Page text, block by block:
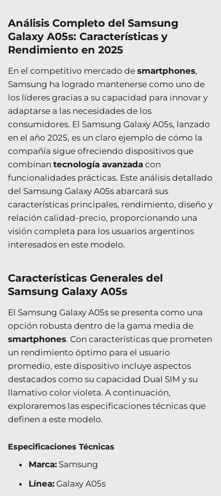
Análisis Completo del Samsung
Galaxy A05s: Características y
Rendimiento en 2025
En el competitivo mercado de smartphones,
Samsung ha logrado mantenerse como uno de
los líderes gracias a su capacidad para innovar y
adaptarse a las necesidades de los
consumidores. El Samsung Galaxy A05s, lanzado
en el año 2025, es un claro ejemplo de cómo la
compañía sigue ofreciendo dispositivos que
combinan tecnología avanzada con
funcionalidades prácticas. Este análisis detallado
del Samsung Galaxy A05s abarcará sus
características principales, rendimiento, diseño y
relación calidad-precio, proporcionando una
visión completa para los usuarios argentinos
interesados en este modelo.
Características Generales del
Samsung Galaxy A05s
El Samsung Galaxy A05s se presenta como una
opción robusta dentro de la gama media de
smartphones. Con características que prometen
un rendimiento óptimo para el usuario
promedio, este dispositivo incluye aspectos
destacados como su capacidad Dual SIM y su
llamativo color violeta. A continuación,
exploraremos las especificaciones técnicas que
definen a este modelo.
Especificaciones Técnicas
Marca: Samsung
Línea: Galaxy A05s